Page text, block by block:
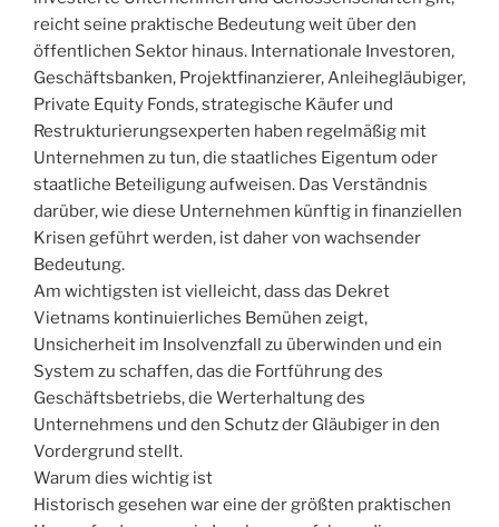
reicht seine praktische Bedeutung weit über den
öffentlichen Sektor hinaus. Internationale Investoren,
Geschäftsbanken, Projektfinanzierer, Anleihegläubiger,
Private Equity Fonds, strategische Käufer und
Restrukturierungsexperten haben regelmäßig mit
Unternehmen zu tun, die staatliches Eigentum oder
staatliche Beteiligung aufweisen. Das Verständnis
darüber, wie diese Unternehmen künftig in finanziellen
Krisen geführt werden, ist daher von wachsender
Bedeutung.
Am wichtigsten ist vielleicht, dass das Dekret
Vietnams kontinuierliches Bemühen zeigt,
Unsicherheit im Insolvenzfall zu überwinden und ein
System zu schaffen, das die Fortführung des
Geschäftsbetriebs, die Werterhaltung des
Unternehmens und den Schutz der Gläubiger in den
Vordergrund stellt.
Warum dies wichtig ist
Historisch gesehen war eine der größten praktischen